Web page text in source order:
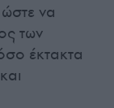
να
των
έκτακτα